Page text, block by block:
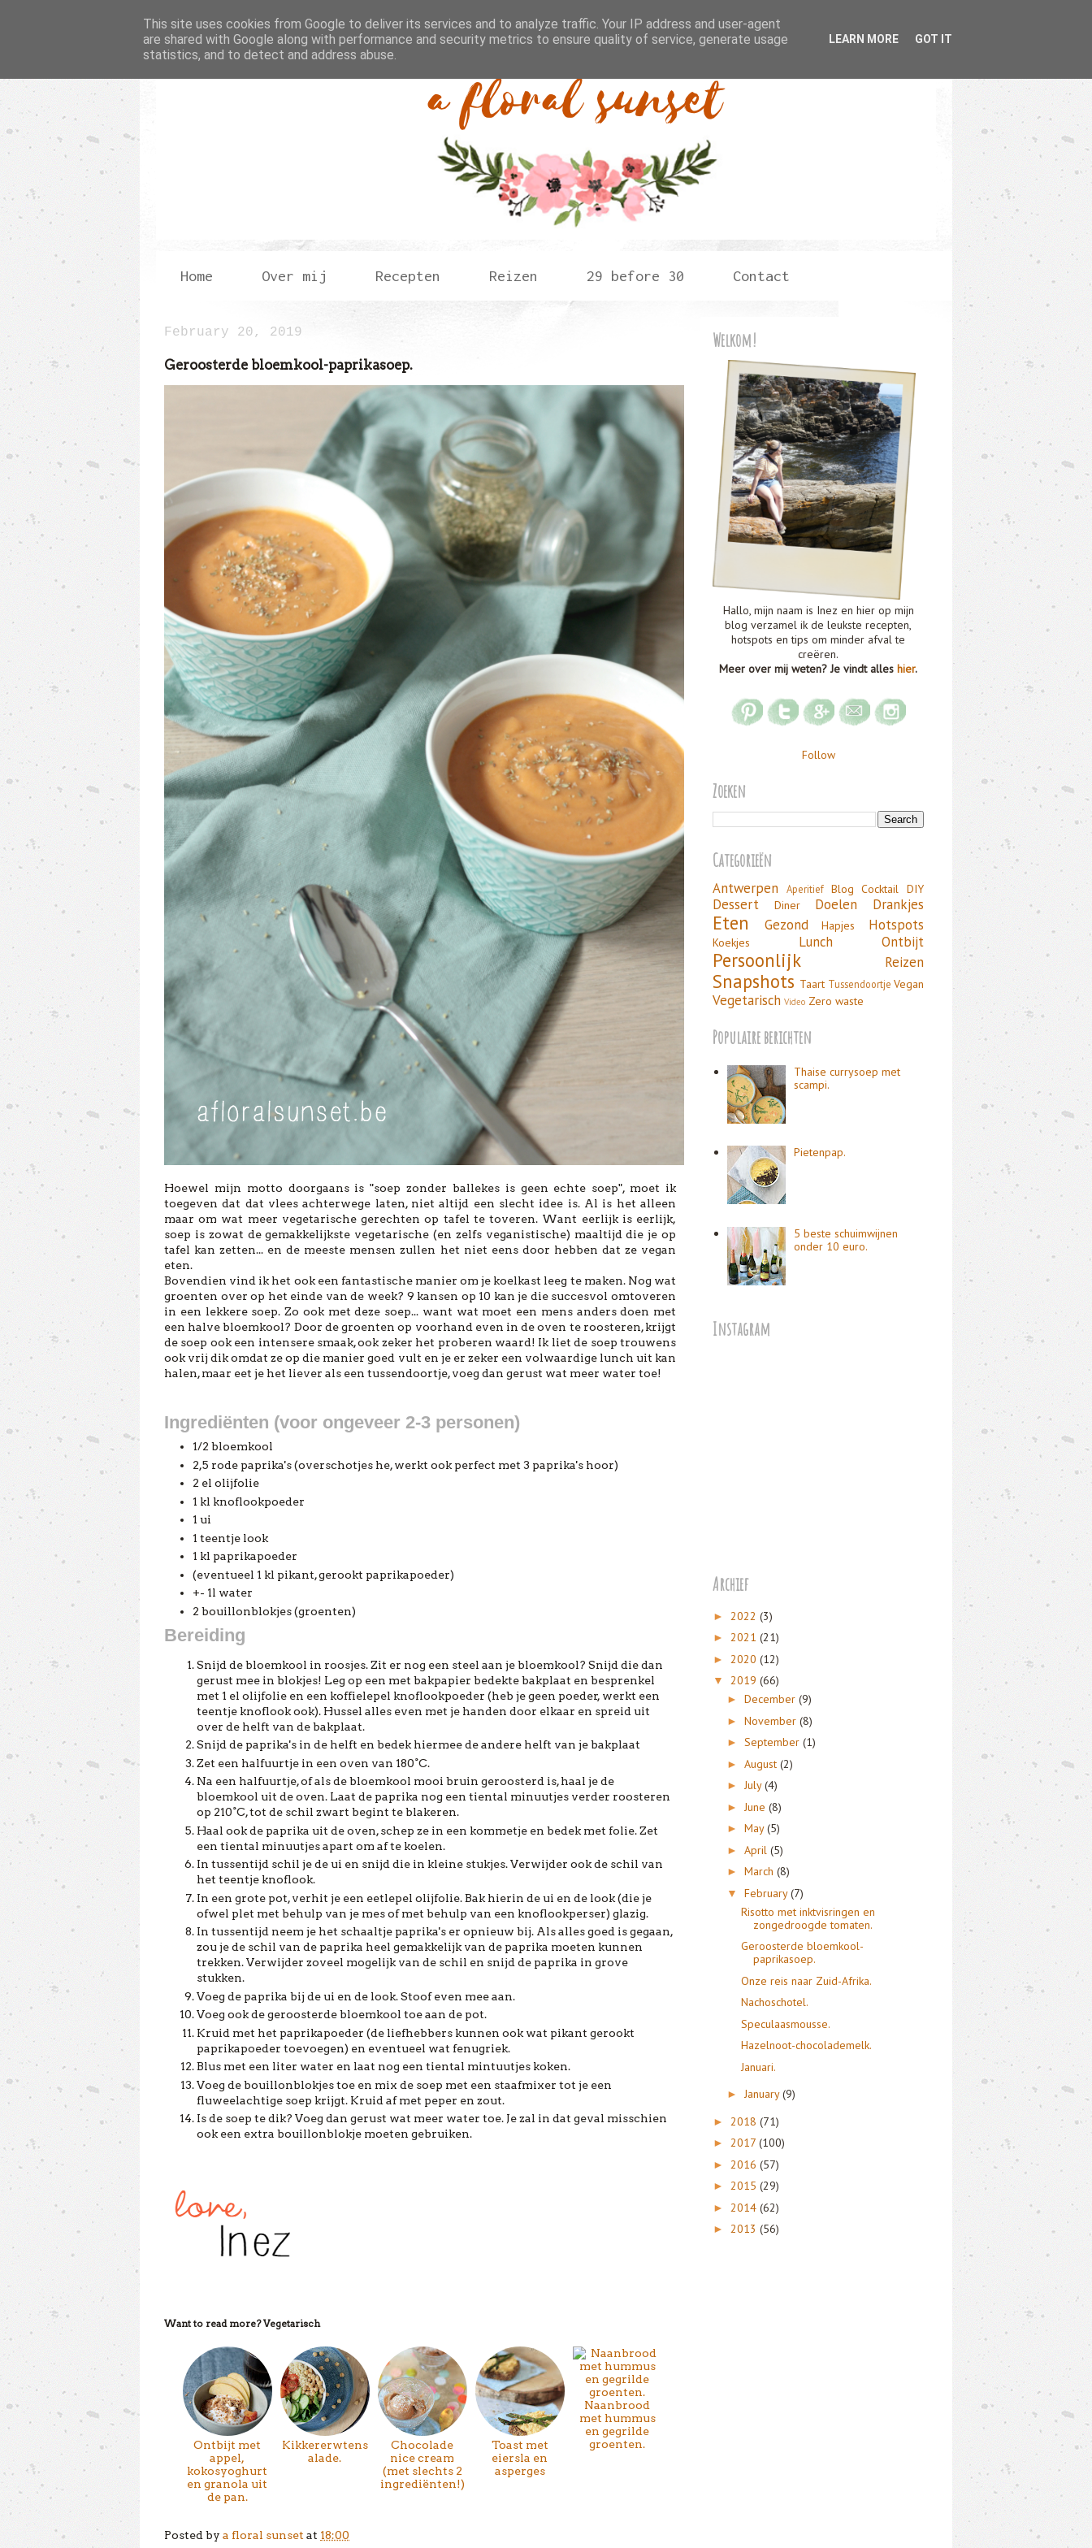
Home Over mij Recepten Reizen 29 before 30 Contact
February 20, 2019
Geroosterde bloemkool-paprikasoep.
Hoewel mijn motto doorgaans is "soep zonder ballekes is geen echte soep", moet ik
toegeven dat dat vlees achterwege laten, niet altijd een slecht idee is. Al is het alleen
maar om wat meer vegetarische gerechten op tafel te toveren. Want eerlijk is eerlijk,
soep is zowat de gemakkelijkste vegetarische (en zelfs veganistische) maaltijd die je op
tafel kan zetten... en de meeste mensen zullen het niet eens door hebben dat ze vegan
eten.
Bovendien vind ik het ook een fantastische manier om je koelkast leeg te maken. Nog wat
groenten over op het einde van de week? 9 kansen op 10 kan je die succesvol omtoveren
in een lekkere soep. Zo ook met deze soep... want wat moet een mens anders doen met
een halve bloemkool? Door de groenten op voorhand even in de oven te roosteren, krijgt
de soep ook een intensere smaak, ook zeker het proberen waard! Ik liet de soep trouwens
ook vrij dik omdat ze op die manier goed vult en je er zeker een volwaardige lunch uit kan
halen, maar eet je het liever als een tussendoortje, voeg dan gerust wat meer water toe!
Ingrediënten (voor ongeveer 2-3 personen)
1/2 bloemkool
2,5 rode paprika's (overschotjes he, werkt ook perfect met 3 paprika's hoor)
2 el olijfolie
1 kl knoflookpoeder
1 ui
1 teentje look
1 kl paprikapoeder
(eventueel 1 kl pikant, gerookt paprikapoeder)
+- 1l water
2 bouillonblokjes (groenten)
Bereiding
Snijd de bloemkool in roosjes. Zit er nog een steel aan je bloemkool? Snijd die dan
gerust mee in blokjes! Leg op een met bakpapier bedekte bakplaat en besprenkel
met 1 el olijfolie en een koffielepel knoflookpoeder (heb je geen poeder, werkt een
teentje knoflook ook). Hussel alles even met je handen door elkaar en spreid uit
over de helft van de bakplaat.
Snijd de paprika's in de helft en bedek hiermee de andere helft van je bakplaat
Zet een halfuurtje in een oven van 180°C.
Na een halfuurtje, of als de bloemkool mooi bruin geroosterd is, haal je de
bloemkool uit de oven. Laat de paprika nog een tiental minuutjes verder roosteren
op 210°C, tot de schil zwart begint te blakeren.
Haal ook de paprika uit de oven, schep ze in een kommetje en bedek met folie. Zet
een tiental minuutjes apart om af te koelen.
In tussentijd schil je de ui en snijd die in kleine stukjes. Verwijder ook de schil van
het teentje knoflook.
In een grote pot, verhit je een eetlepel olijfolie. Bak hierin de ui en de look (die je
ofwel plet met behulp van je mes of met behulp van een knoflookperser) glazig.
In tussentijd neem je het schaaltje paprika's er opnieuw bij. Als alles goed is gegaan,
zou je de schil van de paprika heel gemakkelijk van de paprika moeten kunnen
trekken. Verwijder zoveel mogelijk van de schil en snijd de paprika in grove
stukken.
Voeg de paprika bij de ui en de look. Stoof even mee aan.
Voeg ook de geroosterde bloemkool toe aan de pot.
Kruid met het paprikapoeder (de liefhebbers kunnen ook wat pikant gerookt
paprikapoeder toevoegen) en eventueel wat fenugriek.
Blus met een liter water en laat nog een tiental mintuutjes koken.
Voeg de bouillonblokjes toe en mix de soep met een staafmixer tot je een
fluweelachtige soep krijgt. Kruid af met peper en zout.
Is de soep te dik? Voeg dan gerust wat meer water toe. Je zal in dat geval misschien
ook een extra bouillonblokje moeten gebruiken.
Want to read more?Vegetarisch
Ontbijt met
appel,
kokosyoghurt
en granola uit
de pan.
Kikkererwtens
alade.
Chocolade
nice cream
(met slechts 2
ingrediënten!)
Toast met
eiersla en
asperges
Naanbrood
met hummus
en gegrilde
groenten.
Posted by a floral sunset at 18:00
Welkom!
Hallo, mijn naam is Inez en hier op mijn
blog verzamel ik de leukste recepten,
hotspots en tips om minder afval te
creëren.
Meer over mij weten? Je vindt alles hier.
Follow
Zoeken
Categorieën
Antwerpen Aperitief Blog Cocktail DIY
Dessert Diner Doelen Drankjes
Eten Gezond Hapjes Hotspots
Koekjes Lunch Ontbijt
Persoonlijk Reizen
Snapshots Taart Tussendoortje Vegan
Vegetarisch Video Zero waste
Populaire berichten
Thaise currysoep met
scampi.
Pietenpap.
5 beste schuimwijnen
onder 10 euro.
Instagram
Archief
► 2022 (3)
► 2021 (21)
► 2020 (12)
▼ 2019 (66)
► December (9)
► November (8)
► September (1)
► August (2)
►July(4)
► June (8)
► May(5)
► April (5)
► March (8)
▼ February(7)
Risotto met inktvisringen en
zongedroogde tomaten.
Geroosterde bloemkool-
paprikasoep.
Onze reis naar Zuid-Afrika.
Nachoschotel.
Speculaasmousse.
Hazelnoot-chocolademelk.
Januari.
►January(9)
► 2018 (71)
► 2017 (100)
► 2016 (57)
► 2015 (29)
► 2014 (62)
► 2013 (56)
This site uses cookies from Google to deliver its services and to analyze traffic. Your IP address and user-agent
are shared with Google along with performance and security metrics to ensure quality of service, generate usage
statistics, and to detect and address abuse.
LEARN MORE GOT IT